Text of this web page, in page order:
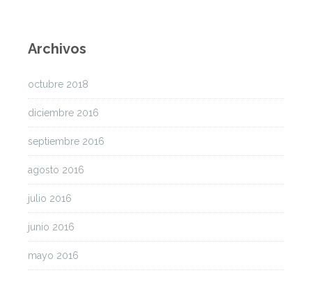
Archivos
octubre 2018
diciembre 2016
septiembre 2016
agosto 2016
julio 2016
junio 2016
mayo 2016